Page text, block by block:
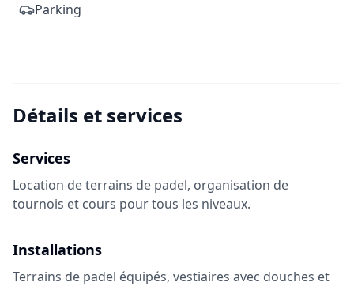
Parking
Détails et services
Services
Location de terrains de padel, organisation de
tournois et cours pour tous les niveaux.
Installations
Terrains de padel équipés, vestiaires avec douches et